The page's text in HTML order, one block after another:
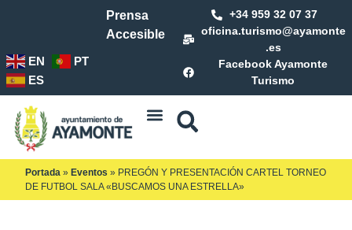
Prensa
Accesible
+34 959 32 07 37
oficina.turismo@ayamonte
.es
Facebook Ayamonte
Turismo
EN
PT
ES
Portada » Eventos » PREGÓN Y PRESENTACIÓN CARTEL TORNEO
DE FUTBOL SALA «BUSCAMOS UNA ESTRELLA»